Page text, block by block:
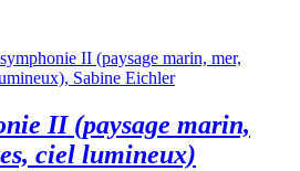
II (paysage marin,
ciel lumineux)